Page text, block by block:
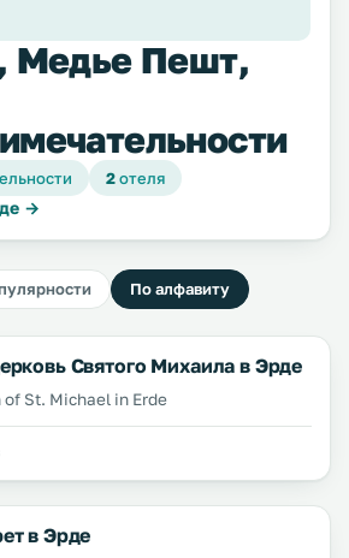
Медье Пешт,
2отеля
→
По алфавиту
Святого Михаила в Эрде
St. Michael in Erde
в Эрде